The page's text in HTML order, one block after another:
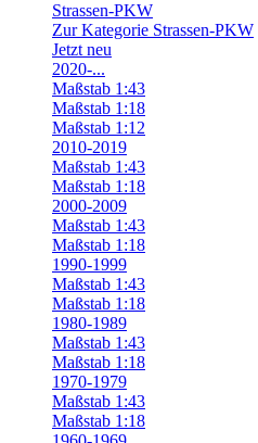
Strassen-PKW
Zur Kategorie Strassen-PKW
Jetzt neu
2020-...
Maßstab 1:43
Maßstab 1:18
Maßstab 1:12
2010-2019
Maßstab 1:43
Maßstab 1:18
2000-2009
Maßstab 1:43
Maßstab 1:18
1990-1999
Maßstab 1:43
Maßstab 1:18
1980-1989
Maßstab 1:43
Maßstab 1:18
1970-1979
Maßstab 1:43
Maßstab 1:18